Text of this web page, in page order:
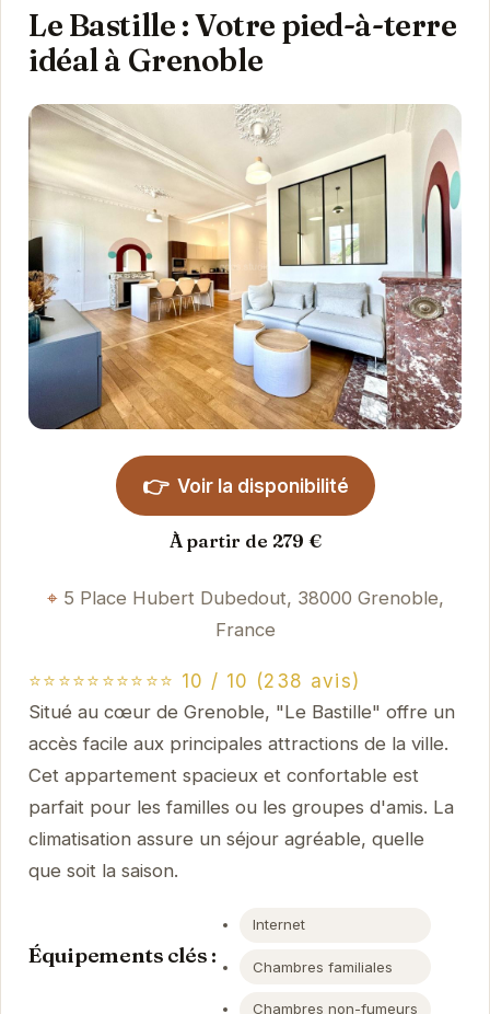
Le Bastille : Votre pied-à-terre
idéal à Grenoble
👉 Voir la disponibilité
À partir de 279 €
5 Place Hubert Dubedout, 38000 Grenoble,
France
⭐⭐⭐⭐⭐⭐⭐⭐⭐⭐ 10 / 10 (238 avis)
Situé au cœur de Grenoble, "Le Bastille" offre un
accès facile aux principales attractions de la ville.
Cet appartement spacieux et confortable est
parfait pour les familles ou les groupes d'amis. La
climatisation assure un séjour agréable, quelle
que soit la saison.
Équipements clés :
Internet
Chambres familiales
Chambres non-fumeurs